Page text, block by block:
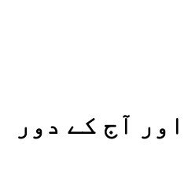
آج کے دور